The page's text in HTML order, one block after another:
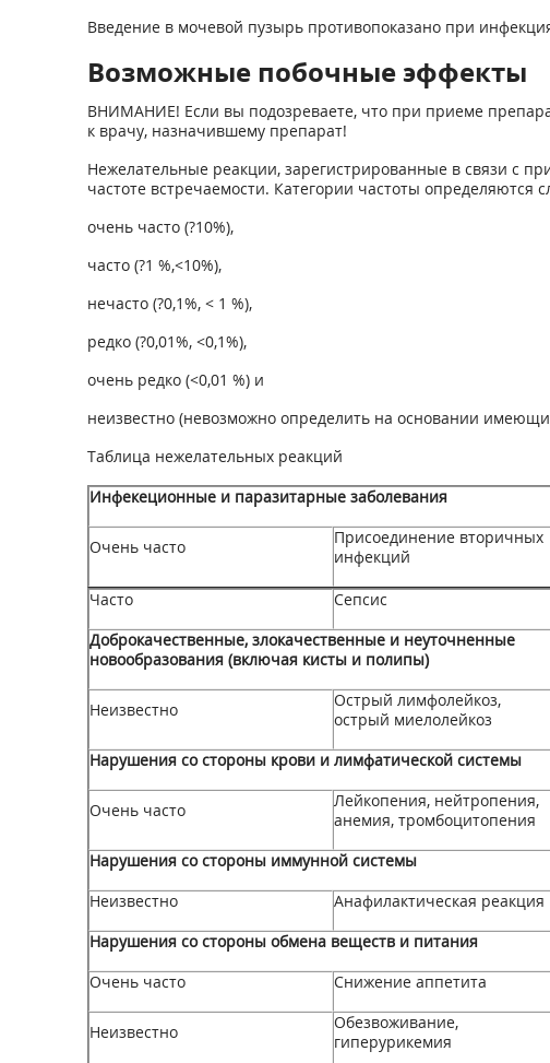
Введение в мочевой пузырь противопоказано при
Возможные побочные эффекты
ВНИМАНИЕ! Если вы подозреваете, что при приеме
к врачу, назначившему препарат!
Нежелательные реакции, зарегистрированные в связи с
частоте встречаемости. Категории частоты определяются
очень часто (?10%),
часто (?1 %,<10%),
нечасто (?0,1%, < 1 %),
редко (?0,01%, <0,1%),
очень редко (<0,01 %) и
неизвестно (невозможно определить на основании
Таблица нежелательных реакций
Инфекеционные и паразитарные заболевания
Очень часто
Присоединение вторичных
инфекций
Часто
Сепсис
Доброкачественные, злокачественные и неуточненные
новообразования (включая кисты и полипы)
Неизвестно
Острый лимфолейкоз,
острый миелолейкоз
Нарушения со стороны крови и лимфатической системы
Очень часто
Лейкопения, нейтропения,
анемия, тромбоцитопения
Нарушения со стороны иммунной системы
Неизвестно
Анафилактическая реакция
Нарушения со стороны обмена веществ и питания
Очень часто
Снижение аппетита
Неизвестно
Обезвоживание,
гиперурикемия